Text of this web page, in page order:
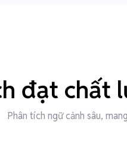
đạt chất
Phân tích ngữ cảnh sâu,